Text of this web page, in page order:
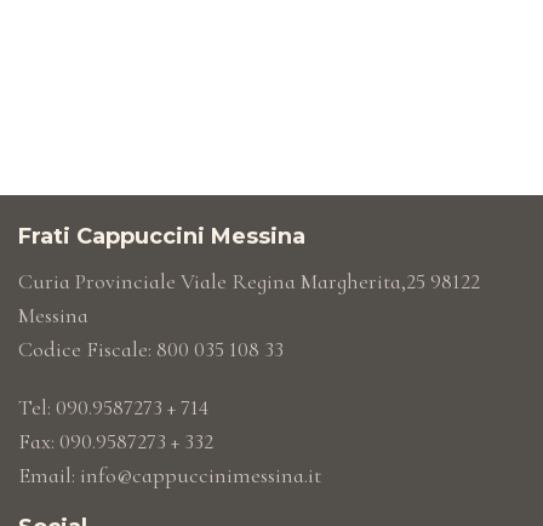
Frati Cappuccini Messina
Curia Provinciale Viale Regina Margherita,25 98122
Messina
Codice Fiscale: 800 035 108 33
Tel: 090.9587273 + 714
Fax: 090.9587273 + 332
Email: info@cappuccinimessina.it